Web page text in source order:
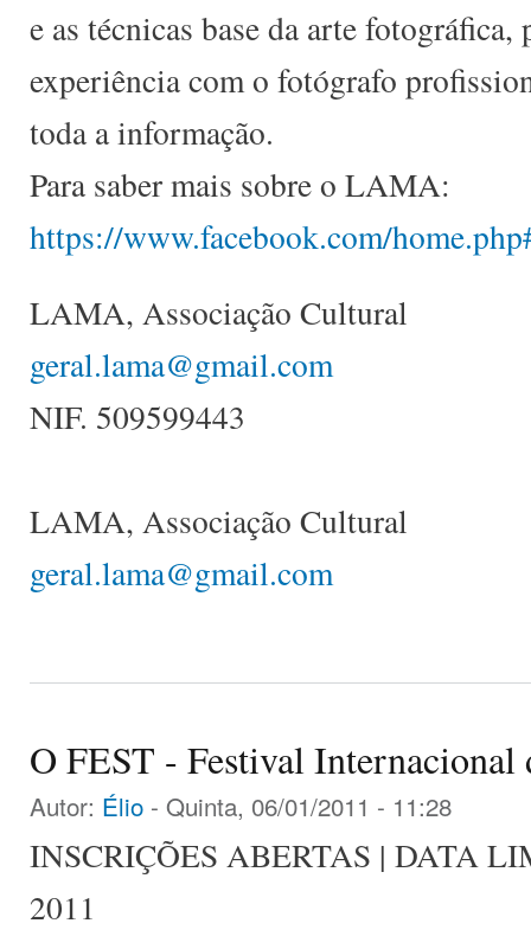
e as técnicas base da arte
experiência com o fotógrafo
toda a informação.
Para saber mais sobre o LAMA:
https://www.facebook.com/
LAMA, Associação Cultural
geral.lama@gmail.com
NIF. 509599443
LAMA, Associação Cultural
geral.lama@gmail.com
O FEST - Festival Internacional
Autor: Élio - Quinta, 06/01/2011 - 11:28
INSCRIÇÕES ABERTAS | DATA
2011